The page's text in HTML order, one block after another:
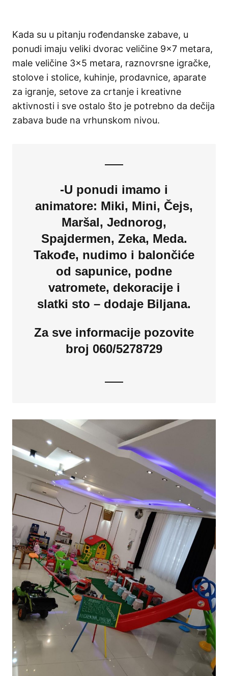
Kada su u pitanju rođendanske zabave, u
ponudi imaju veliki dvorac veličine 9×7 metara,
male veličine 3×5 metara, raznovrsne igračke,
stolove i stolice, kuhinje, prodavnice, aparate
za igranje, setove za crtanje i kreativne
aktivnosti i sve ostalo što je potrebno da dečija
zabava bude na vrhunskom nivou.
-U ponudi imamo i
animatore: Miki, Mini, Čejs,
Maršal, Jednorog,
Spajdermen, Zeka, Meda.
Takođe, nudimo i balončiće
od sapunice, podne
vatromete, dekoracije i
slatki sto – dodaje Biljana.
Za sve informacije pozovite
broj 060/5278729